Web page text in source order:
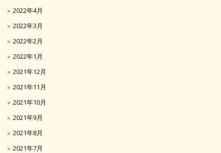
2022年4月
2022年3月
2022年2月
2022年1月
2021年12月
2021年11月
2021年10月
2021年9月
2021年8月
2021年7月